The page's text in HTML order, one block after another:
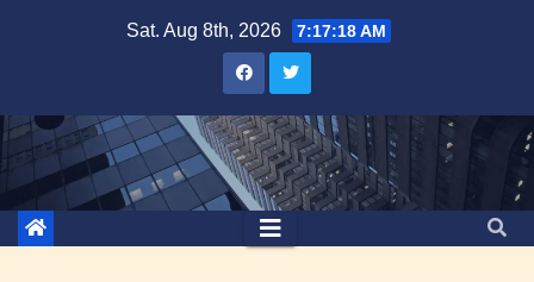
Sat. Aug 8th, 2026 7:17:19 AM